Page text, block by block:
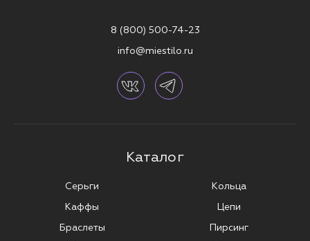
8 (800) 500-74-23
info@miestilo.ru
Каталог
Серьги
Каффы
Браслеты
Кольца
Цепи
Пирсинг